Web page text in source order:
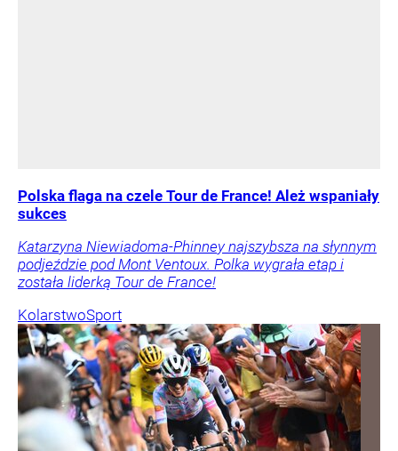
Polska flaga na czele Tour de France! Ależ wspaniały
sukces
Katarzyna Niewiadoma-Phinney najszybsza na słynnym
podjeździe pod Mont Ventoux. Polka wygrała etap i
została liderką Tour de France!
KolarstwoSport